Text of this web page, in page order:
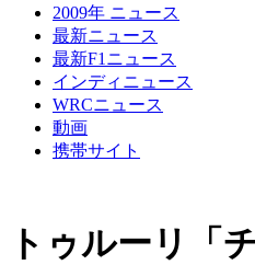
2009年 ニュース
最新ニュース
最新F1ニュース
インディニュース
WRCニュース
動画
携帯サイト
トゥルーリ「